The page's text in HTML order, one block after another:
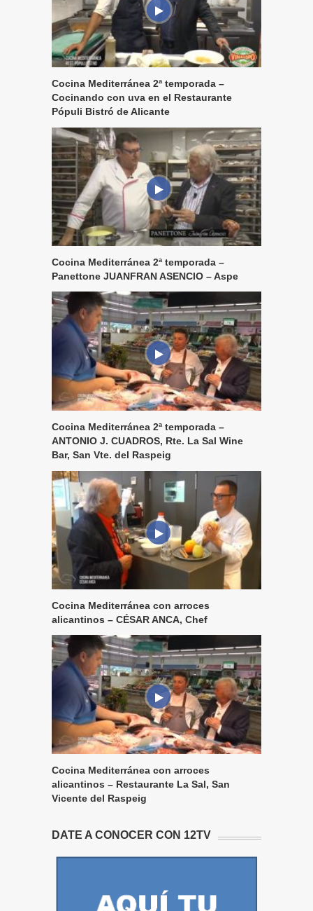
Cocina Mediterránea 2ª temporada –
Cocinando con uva en el Restaurante
Pópuli Bistró de Alicante
Cocina Mediterránea 2ª temporada –
Panettone JUANFRAN ASENCIO – Aspe
Cocina Mediterránea 2ª temporada –
ANTONIO J. CUADROS, Rte. La Sal Wine
Bar, San Vte. del Raspeig
Cocina Mediterránea con arroces
alicantinos – CÉSAR ANCA, Chef
Cocina Mediterránea con arroces
alicantinos – Restaurante La Sal, San
Vicente del Raspeig
DATE A CONOCER CON 12TV